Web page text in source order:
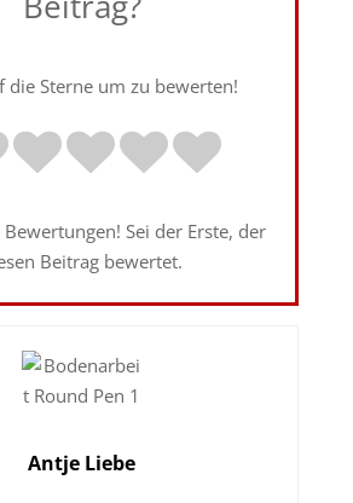
die Sterne um zu bewerten!
Sei der Erste, der
Beitrag bewertet.
Antje Liebe